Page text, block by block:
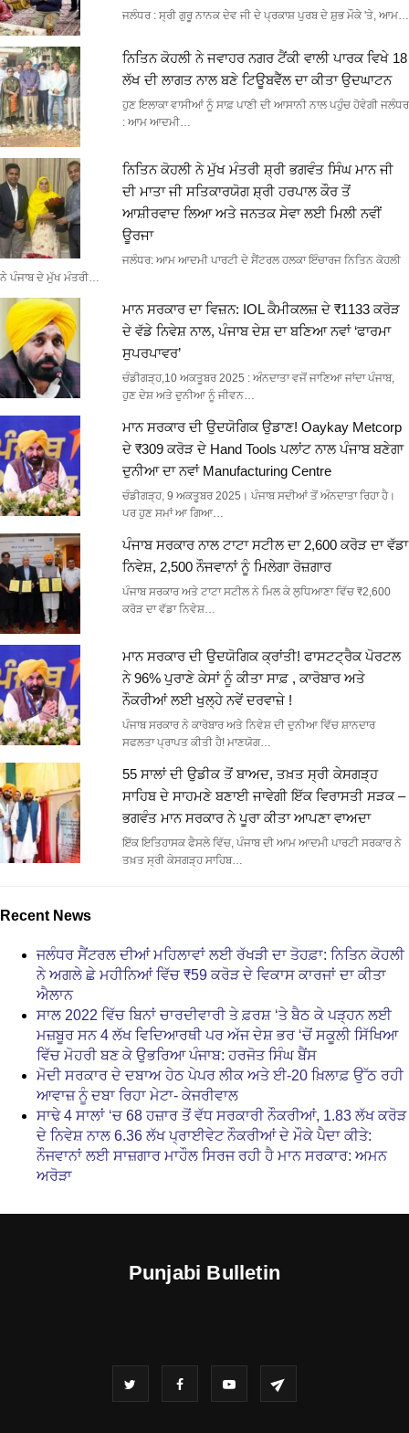
ਜਲੰਧਰ : ਸ੍ਰੀ ਗੁਰੂ ਨਾਨਕ ਦੇਵ ਜੀ ਦੇ ਪ੍ਰਕਾਸ਼ ਪੁਰਬ ਦੇ ਸ਼ੁਭ ਮੌਕੇ 'ਤੇ, ਆਮ…
ਨਿਤਿਨ ਕੋਹਲੀ ਨੇ ਜਵਾਹਰ ਨਗਰ ਟੈਂਕੀ ਵਾਲੀ ਪਾਰਕ ਵਿਖੇ 18
ਲੱਖ ਦੀ ਲਾਗਤ ਨਾਲ ਬਣੇ ਟਿਊਬਵੈੱਲ ਦਾ ਕੀਤਾ ਉਦਘਾਟਨ
ਹੁਣ ਇਲਾਕਾ ਵਾਸੀਆਂ ਨੂੰ ਸਾਫ਼ ਪਾਣੀ ਦੀ ਆਸਾਨੀ ਨਾਲ ਪਹੁੰਚ ਹੋਵੇਗੀ ਜਲੰਧਰ
: ਆਮ ਆਦਮੀ…
ਨਿਤਿਨ ਕੋਹਲੀ ਨੇ ਮੁੱਖ ਮੰਤਰੀ ਸ਼੍ਰੀ ਭਗਵੰਤ ਸਿੰਘ ਮਾਨ ਜੀ
ਦੀ ਮਾਤਾ ਜੀ ਸਤਿਕਾਰਯੋਗ ਸ਼੍ਰੀ ਹਰਪਾਲ ਕੌਰ ਤੋਂ
ਆਸ਼ੀਰਵਾਦ ਲਿਆ ਅਤੇ ਜਨਤਕ ਸੇਵਾ ਲਈ ਮਿਲੀ ਨਵੀਂ
ਊਰਜਾ
ਜਲੰਧਰ: ਆਮ ਆਦਮੀ ਪਾਰਟੀ ਦੇ ਸੈਂਟਰਲ ਹਲਕਾ ਇੰਚਾਰਜ ਨਿਤਿਨ ਕੋਹਲੀ
ਨੇ ਪੰਜਾਬ ਦੇ ਮੁੱਖ ਮੰਤਰੀ…
ਮਾਨ ਸਰਕਾਰ ਦਾ ਵਿਜ਼ਨ: IOL ਕੈਮੀਕਲਜ਼ ਦੇ ₹1133 ਕਰੋੜ
ਦੇ ਵੱਡੇ ਨਿਵੇਸ਼ ਨਾਲ, ਪੰਜਾਬ ਦੇਸ਼ ਦਾ ਬਣਿਆ ਨਵਾਂ ‘ਫਾਰਮਾ
ਸੁਪਰਪਾਵਰ’
ਚੰਡੀਗੜ੍ਹ,10 ਅਕਤੂਬਰ 2025 : ਅੰਨਦਾਤਾ ਵਜੋਂ ਜਾਣਿਆ ਜਾਂਦਾ ਪੰਜਾਬ,
ਹੁਣ ਦੇਸ਼ ਅਤੇ ਦੁਨੀਆ ਨੂੰ ਜੀਵਨ…
ਮਾਨ ਸਰਕਾਰ ਦੀ ਉਦਯੋਗਿਕ ਉਡਾਣ! Oaykay Metcorp
ਦੇ ₹309 ਕਰੋੜ ਦੇ Hand Tools ਪਲਾਂਟ ਨਾਲ ਪੰਜਾਬ ਬਣੇਗਾ
ਦੁਨੀਆ ਦਾ ਨਵਾਂ Manufacturing Centre
ਚੰਡੀਗੜ੍ਹ, 9 ਅਕਤੂਬਰ 2025। ਪੰਜਾਬ ਸਦੀਆਂ ਤੋਂ ਅੰਨਦਾਤਾ ਰਿਹਾ ਹੈ।
ਪਰ ਹੁਣ ਸਮਾਂ ਆ ਗਿਆ…
ਪੰਜਾਬ ਸਰਕਾਰ ਨਾਲ ਟਾਟਾ ਸਟੀਲ ਦਾ 2,600 ਕਰੋੜ ਦਾ ਵੱਡਾ
ਨਿਵੇਸ਼, 2,500 ਨੌਜਵਾਨਾਂ ਨੂੰ ਮਿਲੇਗਾ ਰੋਜ਼ਗਾਰ
ਪੰਜਾਬ ਸਰਕਾਰ ਅਤੇ ਟਾਟਾ ਸਟੀਲ ਨੇ ਮਿਲ ਕੇ ਲੁਧਿਆਣਾ ਵਿੱਚ ₹2,600
ਕਰੋੜ ਦਾ ਵੱਡਾ ਨਿਵੇਸ਼…
ਮਾਨ ਸਰਕਾਰ ਦੀ ਉਦਯੋਗਿਕ ਕ੍ਰਾਂਤੀ! ਫਾਸਟਟ੍ਰੈਕ ਪੋਰਟਲ
ਨੇ 96% ਪੁਰਾਣੇ ਕੇਸਾਂ ਨੂੰ ਕੀਤਾ ਸਾਫ਼ , ਕਾਰੋਬਾਰ ਅਤੇ
ਨੌਕਰੀਆਂ ਲਈ ਖੁਲ੍ਹੇ ਨਵੇਂ ਦਰਵਾਜ਼ੇ !
ਪੰਜਾਬ ਸਰਕਾਰ ਨੇ ਕਾਰੋਬਾਰ ਅਤੇ ਨਿਵੇਸ਼ ਦੀ ਦੁਨੀਆ ਵਿੱਚ ਸ਼ਾਨਦਾਰ
ਸਫਲਤਾ ਪ੍ਰਾਪਤ ਕੀਤੀ ਹੈ! ਮਾਣਯੋਗ…
55 ਸਾਲਾਂ ਦੀ ਉਡੀਕ ਤੋਂ ਬਾਅਦ, ਤਖ਼ਤ ਸ੍ਰੀ ਕੇਸਗੜ੍ਹ
ਸਾਹਿਬ ਦੇ ਸਾਹਮਣੇ ਬਣਾਈ ਜਾਵੇਗੀ ਇੱਕ ਵਿਰਾਸਤੀ ਸੜਕ –
ਭਗਵੰਤ ਮਾਨ ਸਰਕਾਰ ਨੇ ਪੂਰਾ ਕੀਤਾ ਆਪਣਾ ਵਾਅਦਾ
ਇੱਕ ਇਤਿਹਾਸਕ ਫੈਸਲੇ ਵਿੱਚ, ਪੰਜਾਬ ਦੀ ਆਮ ਆਦਮੀ ਪਾਰਟੀ ਸਰਕਾਰ ਨੇ
ਤਖ਼ਤ ਸ੍ਰੀ ਕੇਸਗੜ੍ਹ ਸਾਹਿਬ…
Recent News
ਜਲੰਧਰ ਸੈਂਟਰਲ ਦੀਆਂ ਮਹਿਲਾਵਾਂ ਲਈ ਰੱਖੜੀ ਦਾ ਤੋਹਫ਼ਾ: ਨਿਤਿਨ ਕੋਹਲੀ
ਨੇ ਅਗਲੇ ਛੇ ਮਹੀਨਿਆਂ ਵਿੱਚ ₹59 ਕਰੋੜ ਦੇ ਵਿਕਾਸ ਕਾਰਜਾਂ ਦਾ ਕੀਤਾ
ਐਲਾਨ
ਸਾਲ 2022 ਵਿੱਚ ਬਿਨਾਂ ਚਾਰਦੀਵਾਰੀ ਤੇ ਫ਼ਰਸ਼ ‘ਤੇ ਬੈਠ ਕੇ ਪੜ੍ਹਨ ਲਈ
ਮਜ਼ਬੂਰ ਸਨ 4 ਲੱਖ ਵਿਦਿਆਰਥੀ ਪਰ ਅੱਜ ਦੇਸ਼ ਭਰ ‘ਚੋਂ ਸਕੂਲੀ ਸਿੱਖਿਆ
ਵਿੱਚ ਮੋਹਰੀ ਬਣ ਕੇ ਉਭਰਿਆ ਪੰਜਾਬ: ਹਰਜੋਤ ਸਿੰਘ ਬੈਂਸ
ਮੋਦੀ ਸਰਕਾਰ ਦੇ ਦਬਾਅ ਹੇਠ ਪੇਪਰ ਲੀਕ ਅਤੇ ਈ-20 ਖ਼ਿਲਾਫ਼ ਉੱਠ ਰਹੀ
ਆਵਾਜ਼ ਨੂੰ ਦਬਾ ਰਿਹਾ ਮੇਟਾ- ਕੇਜਰੀਵਾਲ
ਸਾਢੇ 4 ਸਾਲਾਂ ‘ਚ 68 ਹਜ਼ਾਰ ਤੋਂ ਵੱਧ ਸਰਕਾਰੀ ਨੌਕਰੀਆਂ, 1.83 ਲੱਖ ਕਰੋੜ
ਦੇ ਨਿਵੇਸ਼ ਨਾਲ 6.36 ਲੱਖ ਪ੍ਰਾਈਵੇਟ ਨੌਕਰੀਆਂ ਦੇ ਮੌਕੇ ਪੈਦਾ ਕੀਤੇ:
ਨੌਜਵਾਨਾਂ ਲਈ ਸਾਜ਼ਗਾਰ ਮਾਹੌਲ ਸਿਰਜ ਰਹੀ ਹੈ ਮਾਨ ਸਰਕਾਰ: ਅਮਨ
ਅਰੋੜਾ
Punjabi Bulletin